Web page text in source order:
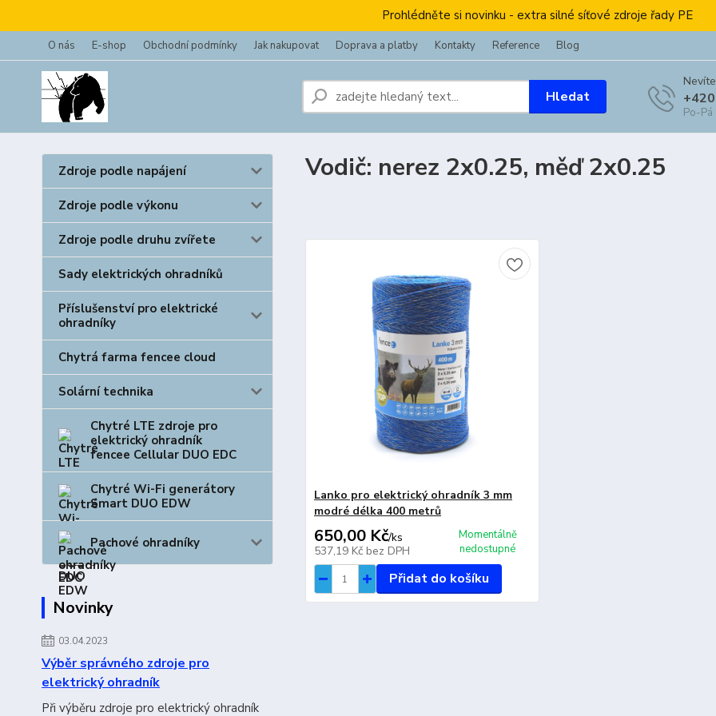
Prohlédněte si novinku - extra silné síťové zdroje řady PE
O nás E-shop Obchodní podmínky Jak nakupovat Doprava a platby Kontakty Reference Blog
Hledat
Po-
Zdroje podle napájení
Zdroje podle výkonu
Zdroje podle druhu zvířete
Sady elektrických ohradníků
Příslušenství pro elektrické
ohradníky
Chytrá farma fencee cloud
Solární technika
Chytré LTE zdroje pro
elektrický ohradník
fencee Cellular DUO EDC
Chytré Wi-Fi generátory
Smart DUO EDW
Pachové ohradníky
Novinky
03.04.2023
Výběr správného zdroje pro
elektrický ohradník
Při výběru zdroje pro elektrický ohradník
Vodič: nerez 2x0.25, měď 2x0.25
Lanko pro elektrický ohradník 3 mm
modré délka 400 metrů
650,00 Kč/ks
537,19 Kč bez DPH
Momentálně
nedostupné
Přidat do košíku